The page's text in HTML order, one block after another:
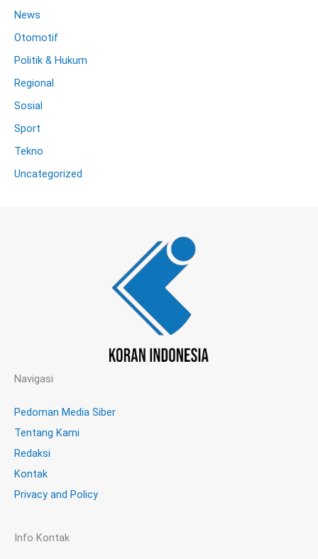
News
Otomotif
Politik & Hukum
Regional
Sosial
Sport
Tekno
Uncategorized
Navigasi
Pedoman Media Siber
Tentang Kami
Redaksi
Kontak
Privacy and Policy
Info Kontak